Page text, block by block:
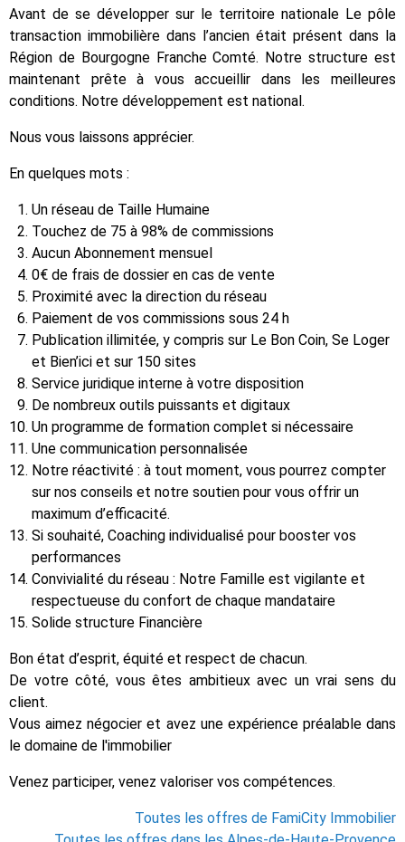
Avant de se développer sur le territoire nationale Le pôle
transaction immobilière dans l’ancien était présent dans la
Région de Bourgogne Franche Comté. Notre structure est
maintenant prête à vous accueillir dans les meilleures
conditions. Notre développement est national.
Nous vous laissons apprécier.
En quelques mots :
Un réseau de Taille Humaine
Touchez de 75 à 98% de commissions
Aucun Abonnement mensuel
0€ de frais de dossier en cas de vente
Proximité avec la direction du réseau
Paiement de vos commissions sous 24 h
Publication illimitée, y compris sur Le Bon Coin, Se Loger
et Bien’ici et sur 150 sites
Service juridique interne à votre disposition
De nombreux outils puissants et digitaux
Un programme de formation complet si nécessaire
Une communication personnalisée
Notre réactivité : à tout moment, vous pourrez compter
sur nos conseils et notre soutien pour vous offrir un
maximum d’efficacité.
Si souhaité, Coaching individualisé pour booster vos
performances
Convivialité du réseau : Notre Famille est vigilante et
respectueuse du confort de chaque mandataire
Solide structure Financière
Bon état d’esprit, équité et respect de chacun.
De votre côté, vous êtes ambitieux avec un vrai sens du
client.
Vous aimez négocier et avez une expérience préalable dans
le domaine de l'immobilier
Venez participer, venez valoriser vos compétences.
Toutes les offres de FamiCity Immobilier